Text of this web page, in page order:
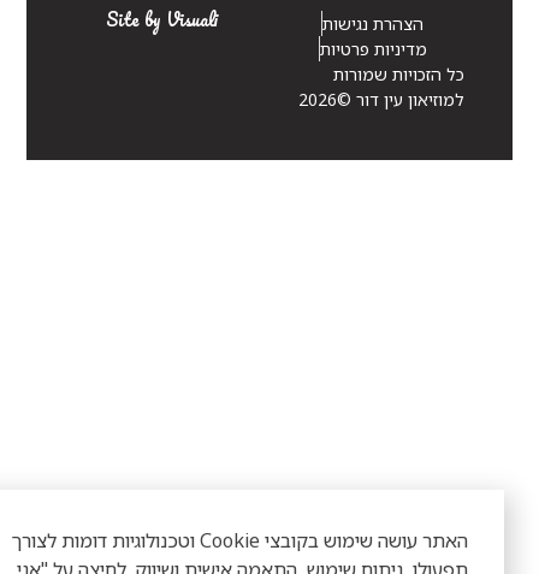
הצהרת נגישות
מדיניות פרטיות
כל הזכויות שמורות
למוזיאון עין דור ©2026
Site by Visuali
האתר עושה שימוש בקובצי Cookie וטכנולוגיות דומות לצורך